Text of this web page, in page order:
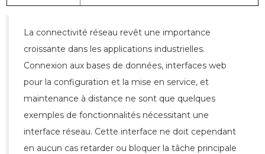
La connectivité réseau revêt une importance
croissante dans les applications industrielles.
Connexion aux bases de données, interfaces web
pour la configuration et la mise en service, et
maintenance à distance ne sont que quelques
exemples de fonctionnalités nécessitant une
interface réseau. Cette interface ne doit cependant
en aucun cas retarder ou bloquer la tâche principale